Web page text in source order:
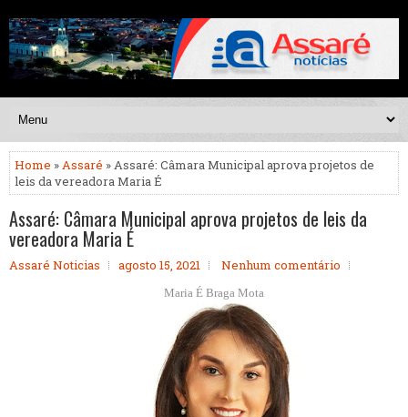
Home »Assaré » Assaré: Câmara Municipal aprova projetos de
leis da vereadora Maria É
Assaré: Câmara Municipal aprova projetos de leis da
vereadora Maria É
Assaré Noticias agosto 15, 2021 Nenhum comentário
Maria É Braga Mota